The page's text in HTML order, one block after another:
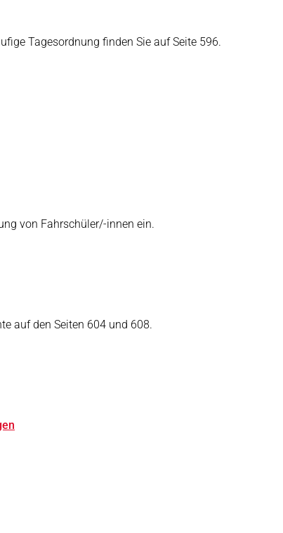
Tagesordnung finden Sie auf Seite 596.
von Fahrschüler/-innen ein.
auf den Seiten 604 und 608.